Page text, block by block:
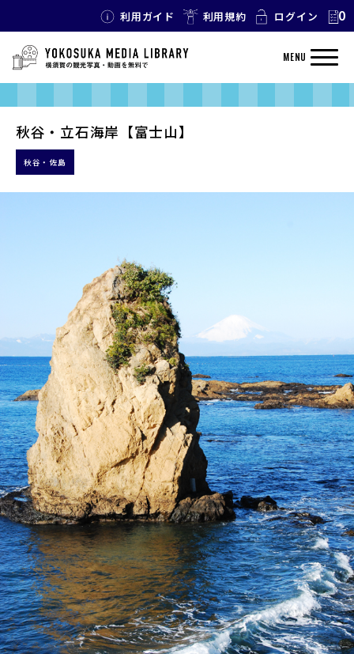
利用ガイド 利用規約 ログイン 0
MENU
秋谷・立石海岸【富士山】
秋谷・佐島